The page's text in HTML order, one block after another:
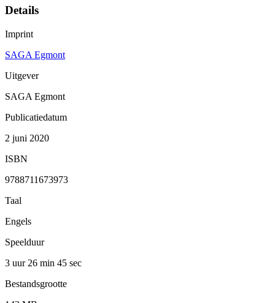
Details
Imprint
SAGA Egmont
Uitgever
SAGA Egmont
Publicatiedatum
2 juni 2020
ISBN
9788711673973
Taal
Engels
Speelduur
3 uur 26 min 45 sec
Bestandsgrootte